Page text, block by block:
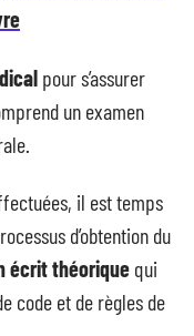
pour s’assurer
un examen
il est temps
d’obtention du
écrit théorique qui
code et de règles de